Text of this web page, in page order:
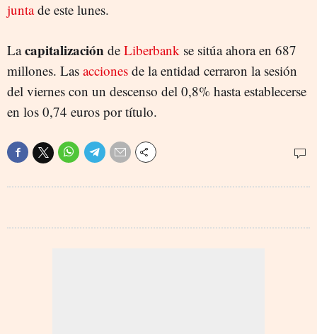
juntade este lunes.
Lacapitalización de Liberbank se sitúa ahora en 687
millones. Las acciones de la entidad cerraron la sesión
del viernes con un descenso del 0,8% hasta establecerse
en los 0,74 euros por título.